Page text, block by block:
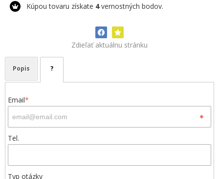
Kúpou tovaru získate 4vernostných bodov.
Zdieľať aktuálnu stránku
Popis ?
Email*
Tel.
Typ otázky